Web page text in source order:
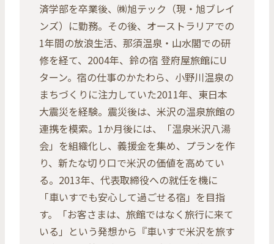
済学部を卒業後、㈱旭テック（現・旭ブレイ
ンズ）に勤務。その後、オーストラリアでの
1年間の放浪生活、那須温泉・山水閣での研
修を経て、2004年、鈴の宿 登府屋旅館にU
ターン。宿の仕事のかたわら、小野川温泉の
まちづくりに注力していた2011年、東日本
大震災を経験。震災後は、米沢の温泉旅館の
連携を模索。1か月後には、「温泉米沢八湯
会」を組織化し、義援金を集め、プランを作
り、新たな切り口で米沢の価値を高めてい
る。2013年、代表取締役への就任を機に
「車いすでも安心して過ごせる宿」を目指
す。「お客さまは、旅館ではなく旅行に来て
いる」という発想から『車いすで米沢を旅す